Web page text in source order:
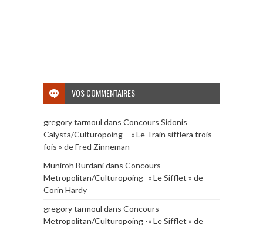
VOS COMMENTAIRES
gregory tarmoul dans Concours Sidonis
Calysta/Culturopoing – « Le Train sifflera trois
fois » de Fred Zinneman
Muniroh Burdanidans Concours
Metropolitan/Culturopoing -« Le Sifflet » de
Corin Hardy
gregory tarmoul dans Concours
Metropolitan/Culturopoing -« Le Sifflet » de